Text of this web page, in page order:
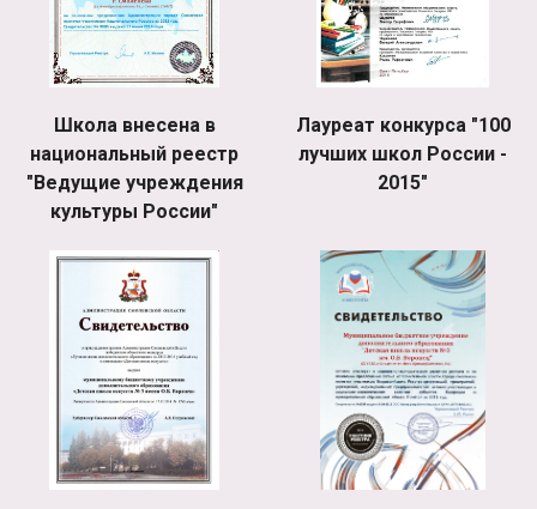
Школа внесена в
национальный реестр
"Ведущие учреждения
культуры России"
Лауреат конкурса "100
лучших школ России -
2015"